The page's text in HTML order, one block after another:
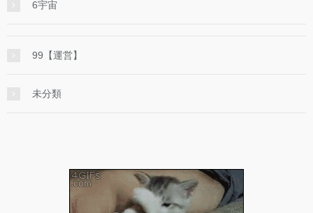
6宇宙
99【運営】
未分類